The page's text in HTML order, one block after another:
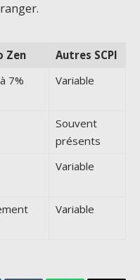
Zen
Autres SCPI
7% Variable
Souvent
présents
Variable
Variable